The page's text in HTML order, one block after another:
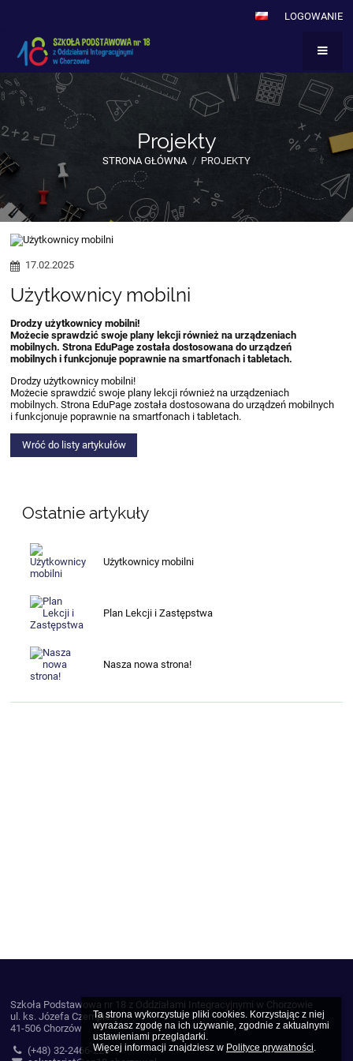
Ta strona wykorzystuje pliki cookies. Korzystając z niej
wyrażasz zgodę na ich używanie, zgodnie z aktualnymi
ustawieniami przeglądarki.
Więcej informacji znajdziesz w Polityce prywatności.
LOGOWANIE
Projekty
STRONA GŁÓWNA / PROJEKTY
Projekty
17.02.2025
Użytkownicy mobilni
Drodzy użytkownicy mobilni!
Możecie sprawdzić swoje plany lekcji również na urządzeniach
mobilnych. Strona EduPage została dostosowana do urządzeń
mobilnych i funkcjonuje poprawnie na smartfonach i tabletach.
Drodzy użytkownicy mobilni!
Możecie sprawdzić swoje plany lekcji również na urządzeniach
mobilnych. Strona EduPage została dostosowana do urządzeń mobilnych
i funkcjonuje poprawnie na smartfonach i tabletach.
Wróć do listy artykułów
Ostatnie artykuły
Użytkownicy mobilni
Plan Lekcji i Zastępstwa
Nasza nowa strona!
Szkoła Podstawowa nr 18 z Oddziałami Integracyjnymi w Chorzowie
ul. ks. Józefa Czempiela
41-506 Chorzów
(+48) 32-2466-226